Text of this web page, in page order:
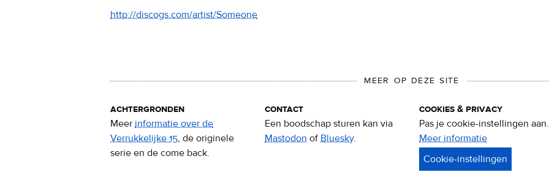
http://discogs.com/artist/Someone
MEER OP DEZE SITE
achtergronden
Meer informatie over de
Verrukkelijke 15, de originele
serie en de come back.
contact
Een boodschap sturen kan via
Mastodon ofBluesky.
cookies & privacy
Pas je cookie-instellingen aan.
Meer informatie
&